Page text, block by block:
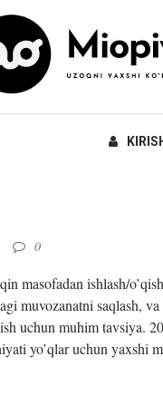
0
masofadan ishlash/
muvozanatni saqlash, va
uchun muhim tavsiya.
yo’qlar uchun yaxshi